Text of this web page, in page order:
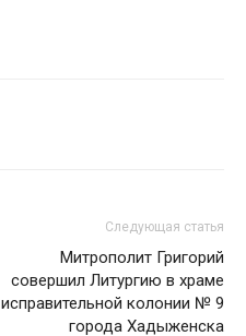
Следующая статья
Митрополит Григорий
совершил Литургию в храме
исправительной колонии № 9
города Хадыженска